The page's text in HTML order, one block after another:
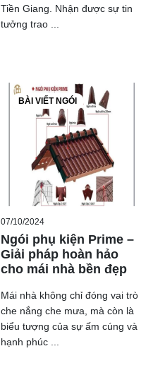
Tiền Giang. Nhận được sự tin
tưởng trao ...
BÀI VIẾT NGÓI
07/10/2024
Ngói phụ kiện Prime –
Giải pháp hoàn hảo
cho mái nhà bền đẹp
Mái nhà không chỉ đóng vai trò
che nắng che mưa, mà còn là
biểu tượng của sự ấm cúng và
hạnh phúc ...